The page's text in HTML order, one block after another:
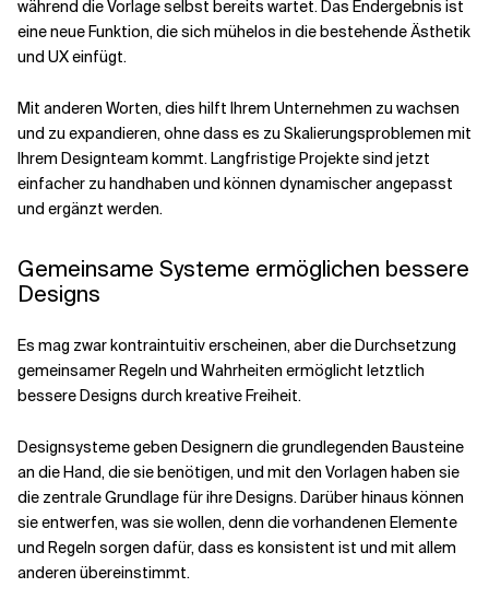
während die Vorlage selbst bereits wartet. Das Endergebnis ist
eine neue Funktion, die sich mühelos in die bestehende Ästhetik
und UX einfügt.
Mit anderen Worten, dies hilft Ihrem Unternehmen zu wachsen
und zu expandieren, ohne dass es zu Skalierungsproblemen mit
Ihrem Designteam kommt. Langfristige Projekte sind jetzt
einfacher zu handhaben und können dynamischer angepasst
und ergänzt werden.
Gemeinsame Systeme ermöglichen bessere
Designs
Es mag zwar kontraintuitiv erscheinen, aber die Durchsetzung
gemeinsamer Regeln und Wahrheiten ermöglicht letztlich
bessere Designs durch kreative Freiheit.
Designsysteme geben Designern die grundlegenden Bausteine
an die Hand, die sie benötigen, und mit den Vorlagen haben sie
die zentrale Grundlage für ihre Designs. Darüber hinaus können
sie entwerfen, was sie wollen, denn die vorhandenen Elemente
und Regeln sorgen dafür, dass es konsistent ist und mit allem
anderen übereinstimmt.